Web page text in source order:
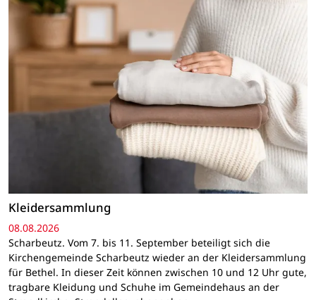
Kleidersammlung
08.08.2026
Scharbeutz. Vom 7. bis 11. September beteiligt sich die
Kirchengemeinde Scharbeutz wieder an der Kleidersammlung
für Bethel. In dieser Zeit können zwischen 10 und 12 Uhr gute,
tragbare Kleidung und Schuhe im Gemeindehaus an der